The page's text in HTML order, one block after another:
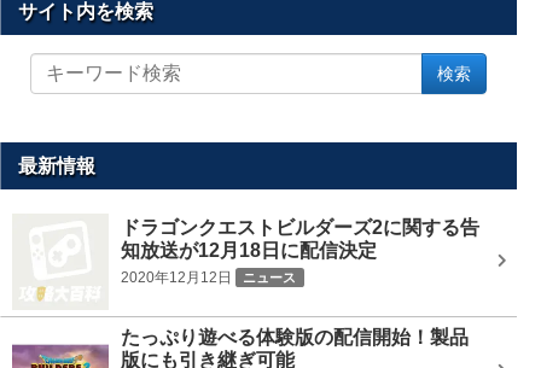
サイト内を検索
イ
を
検
索
検索
最新情報
ドラゴンクエストビルダーズ2に関する告
知放送が12月18日に配信決定
2020年12月12日 ニュース
たっぷり遊べる体験版の配信開始！製品
版にも引き継ぎ可能